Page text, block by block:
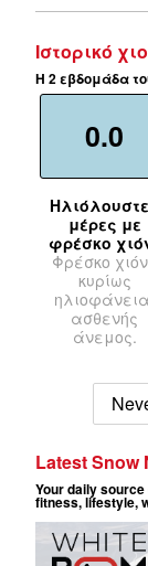
Ιστορικό
Η 2 εβδομάδα
0.0
μέρες με
φρέσκο
Φρέσκο
κυρίως
ασθενής
άνεμος.